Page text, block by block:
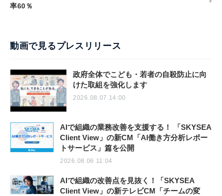
率60％
動画で見るプレスリリース
政府全体でこども・若者の自殺防止に向
けた取組を強化します
2026.08.07 14:00
AIで組織の業務改善を支援する！ 「SKYSEA
Client View」の新CM「AI働き方分析レポー
トサービス」篇を公開
2026.08.06 11:04
AIで組織の改善点を見抜く！「SKYSEA
Client View」の新テレビCM「チームの変